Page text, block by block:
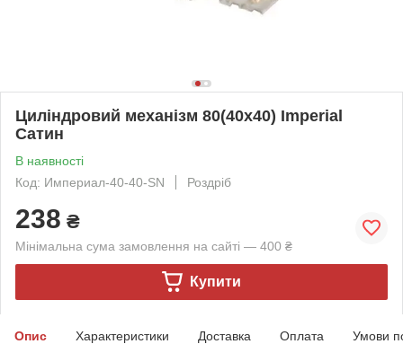
Циліндровий механізм 80(40x40) Imperial
Сатин
В наявності
Код: Империал-40-40-SN
Роздріб
238 ₴
Мінімальна сума замовлення на сайті — 400 ₴
Купити
Опис Характеристики Доставка Оплата Умови